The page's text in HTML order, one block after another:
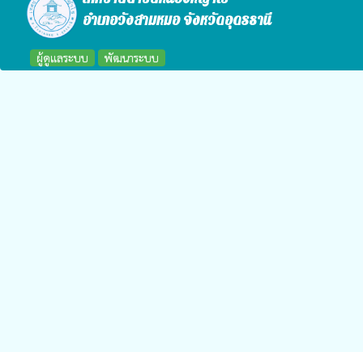
อำเภอวังสามหมอ จังหวัดอุดรธานี
ผู้ดูแลระบบ พัฒนาระบบ